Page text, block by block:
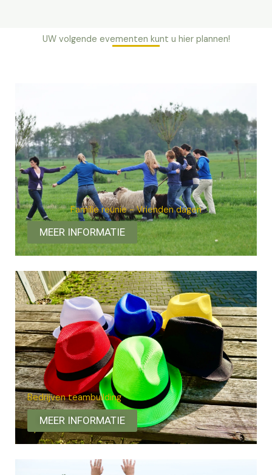
UW volgende evementen kunt u hier plannen!
Familie reünie - Vrienden dagen
MEER INFORMATIE
Bedrijven teambuilding
MEER INFORMATIE